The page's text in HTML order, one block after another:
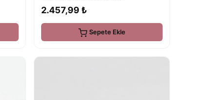
2.457,99 ₺
Sepete Ekle